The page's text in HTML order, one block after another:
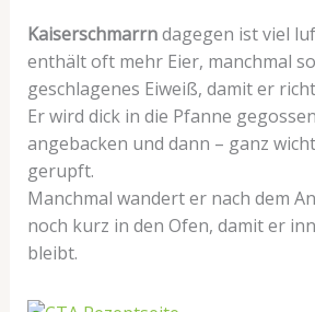
Kaiserschmarrndagegen ist viel
enthält oft mehr Eier, manchmal
geschlagenes Eiweiß, damit er
Er wird dick in die Pfanne
angebacken und dann – ganz
gerupft.
Manchmal wandert er nach dem
noch kurz in den Ofen, damit er
bleibt.